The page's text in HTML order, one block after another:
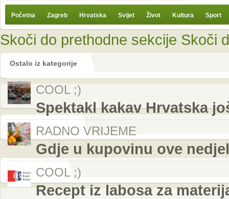
Početna Zagreb Hrvatska Svijet Život Kultura Sport
Skoči do prethodne sekcije Skoči
Ostalo iz kategorije
COOL ;)
Spektakl kakav Hrvatska
RADNO VRIJEME
Gdje u kupovinu ove
COOL ;)
Recept iz labosa za